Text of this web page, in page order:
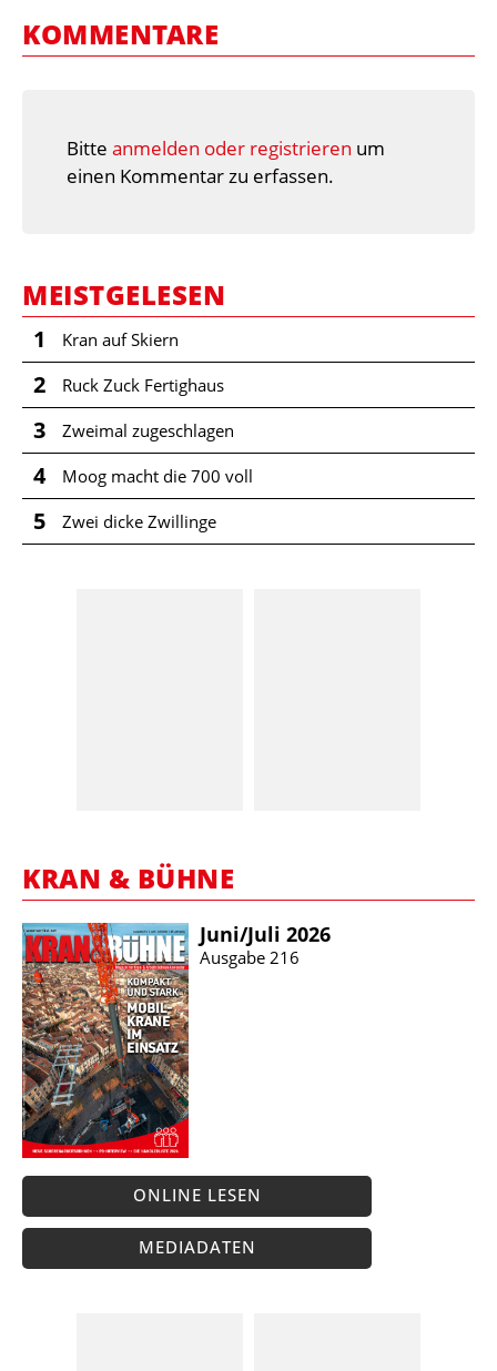
KOMMENTARE
Bitte anmelden oder registrieren um
einen Kommentar zu erfassen.
MEISTGELESEN
1 Kran auf Skiern
2 Ruck Zuck Fertighaus
3 Zweimal zugeschlagen
4 Moog macht die 700 voll
5 Zwei dicke Zwillinge
KRAN & BÜHNE
Juni/​Juli 2026
Ausgabe 216
ONLINE LESEN
MEDIADATEN